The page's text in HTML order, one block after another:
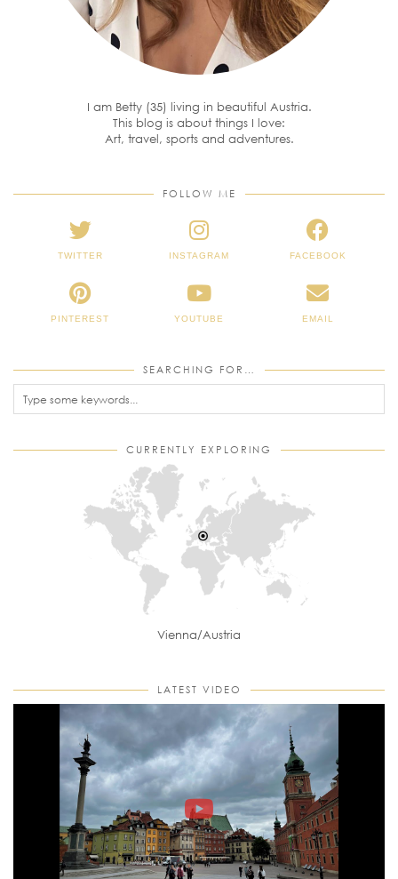
I am Betty (35) living in beautiful Austria.
This blog is about things I love:
Art, travel, sports and adventures.
FOLLOW ME
TWITTER INSTAGRAM FACEBOOK
PINTEREST YOUTUBE EMAIL
SEARCHING FOR…
CURRENTLY EXPLORING
Vienna/Austria
LATEST VIDEO